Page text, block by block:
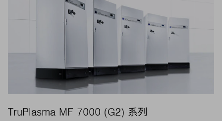
TruPlasma MF 7000 (G2) 系列